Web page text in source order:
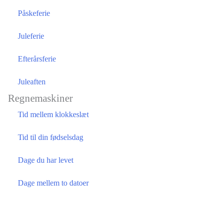
Påskeferie
Juleferie
Efterårsferie
Juleaften
Regnemaskiner
Tid mellem klokkeslæt
Tid til din fødselsdag
Dage du har levet
Dage mellem to datoer